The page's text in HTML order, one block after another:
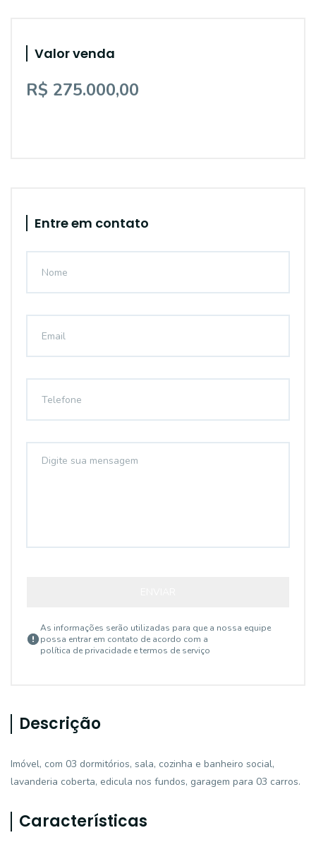
Valor venda
R$ 275.000,00
Entre em contato
As informações serão utilizadas para que a nossa equipe
possa entrar em contato de acordo com a
política de privacidade e termos de serviço
Descrição
Imóvel, com 03 dormitórios, sala, cozinha e banheiro social,
lavanderia coberta, edicula nos fundos, garagem para 03 carros.
Características